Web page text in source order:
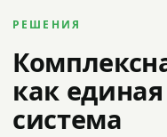
РЕШЕНИЯ
как
система